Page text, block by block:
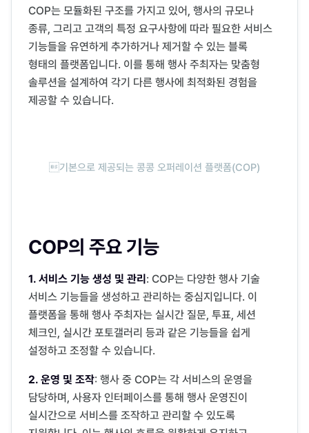
COP는 모듈화된 구조를 가지고 있어, 행사의 규모나
종류, 그리고 고객의 특정 요구사항에 따라 필요한 서비스
기능들을 유연하게 추가하거나 제거할 수 있는 블록
형태의 플랫폼입니다. 이를 통해 행사 주최자는 맞춤형
솔루션을 설계하여 각기 다른 행사에 최적화된 경험을
제공할 수 있습니다.
기본으로 제공되는 콩콩 오퍼레이션 플랫폼(COP)
COP의 주요 기능
1. 서비스 기능 생성 및 관리: COP는 다양한 행사 기술
서비스 기능들을 생성하고 관리하는 중심지입니다. 이
플랫폼을 통해 행사 주최자는 실시간 질문, 투표, 세션
체크인, 실시간 포토갤러리 등과 같은 기능들을 쉽게
설정하고 조정할 수 있습니다.
2. 운영 및 조작: 행사 중 COP는 각 서비스의 운영을
담당하며, 사용자 인터페이스를 통해 행사 운영진이
실시간으로 서비스를 조작하고 관리할 수 있도록